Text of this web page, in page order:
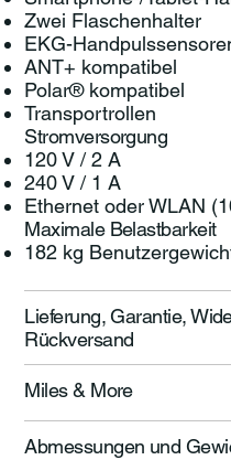
Zwei Flaschenhalter
EKG-
ANT+ kompatibel
Polar® kompatibel
Transportrollen
Stromversorgung
120 V / 2 A
240 V / 1 A
Ethernet oder WLAN
Maximale Belastbarkeit
182 kg
Lieferung, Garantie,
Rückversand
Miles & More
Abmessungen und